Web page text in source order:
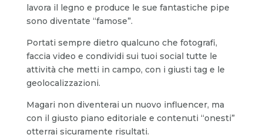
lavora il legno e produce le sue fantastiche pipe
sono diventate “famose”.
Portati sempre dietro qualcuno che fotografi,
faccia video e condividi sui tuoi social tutte le
attività che metti in campo, con i giusti tag e le
geolocalizzazioni.
Magari non diventerai un nuovo influencer, ma
con il giusto piano editoriale e contenuti “onesti”
otterrai sicuramente risultati.